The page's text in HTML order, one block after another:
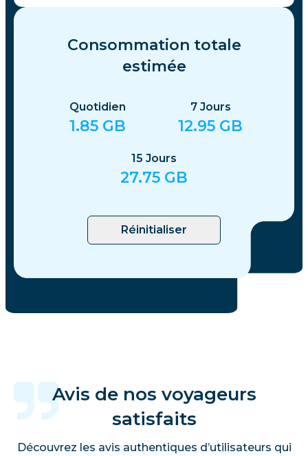
Consommation totale
estimée
Quotidien
1.85 GB
7 Jours
12.95 GB
15 Jours
27.75 GB
Réinitialiser
Avis de nos voyageurs
satisfaits
Découvrez les avis authentiques d’utilisateurs qui